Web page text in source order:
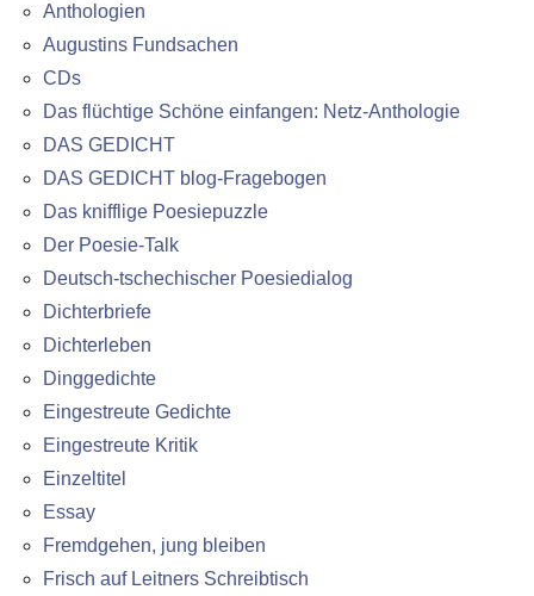
Anthologien
Augustins Fundsachen
CDs
Das flüchtige Schöne einfangen: Netz-Anthologie
DAS GEDICHT
DAS GEDICHT blog-Fragebogen
Das knifflige Poesiepuzzle
Der Poesie-Talk
Deutsch-tschechischer Poesiedialog
Dichterbriefe
Dichterleben
Dinggedichte
Eingestreute Gedichte
Eingestreute Kritik
Einzeltitel
Essay
Fremdgehen, jung bleiben
Frisch auf Leitners Schreibtisch